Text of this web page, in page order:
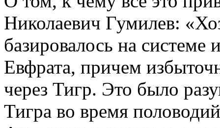
Николаевич Гумилев:
базировалось на
Евфрата, причем
через Тигр. Это было
Тигра во время